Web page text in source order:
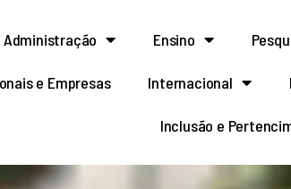
Administração Ensino
e Empresas Internacional
Inclusão e